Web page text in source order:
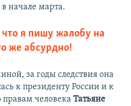
начале марта.
что я пишу жалобу на
же абсурдно!
за годы следствия она
к президенту России и к
человека Татьяне